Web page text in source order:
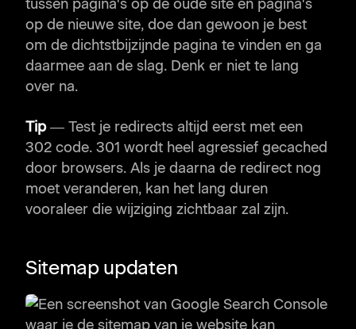
tussen pagina's op de oude site en pagina's
op de nieuwe site, doe dan gewoon je best
om de dichtstbijzijnde pagina te vinden en ga
daarmee aan de slag. Denk er niet te lang
over na.
Tip— Test je redirects altijd eerst met een
302 code. 301 wordt heel agressief gecached
door browsers. Als je daarna de redirect nog
moet veranderen, kan het lang duren
vooraleer die wijziging zichtbaar zal zijn.
Sitemap updaten